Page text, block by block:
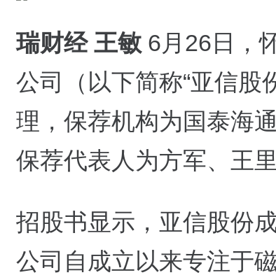
瑞财经 王敏 6月26日，
公司（以下简称“亚信股
理，保荐机构为国泰海
保荐代表人为方军、王里
招股书显示，亚信股份
公司自成立以来专注于